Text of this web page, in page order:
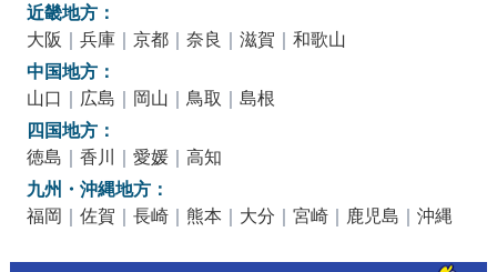
近畿地方：
大阪 ｜ 兵庫｜ 京都｜ 奈良 ｜ 滋賀 ｜ 和歌山
中国地方：
山口 ｜ 広島 ｜ 岡山 ｜ 鳥取 ｜ 島根
四国地方：
徳島 ｜ 香川 ｜ 愛媛｜ 高知
九州・沖縄地方：
福岡 ｜ 佐賀 ｜ 長崎｜ 熊本 ｜ 大分 ｜ 宮崎｜ 鹿児島 ｜ 沖縄